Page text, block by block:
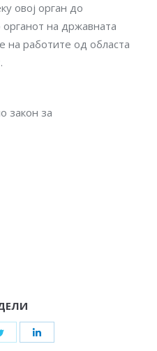
овој орган до
на државната
работите од областа
закон за
Share